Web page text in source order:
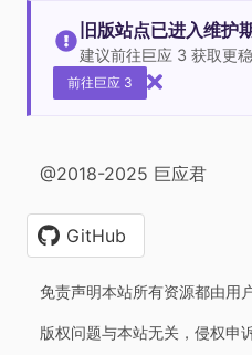
旧版站点已进入维护
建议前往巨应 3 获取更
前往巨应 3
@2018-2025 巨应君
GitHub
免责声明本站所有资源都由用
版权问题与本站无关，侵权申